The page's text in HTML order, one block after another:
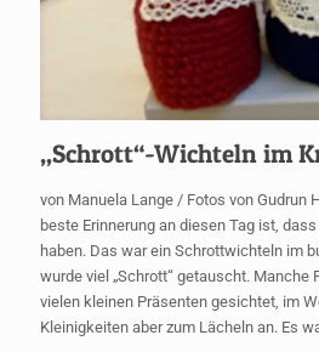
„Schrott“-Wichteln im
von Manuela Lange / Fotos von Gudrun
beste Erinnerung an diesen Tag ist,
haben. Das war ein Schrottwichteln im
wurde viel „Schrott“ getauscht. Manche
vielen kleinen Präsenten gesichtet, im
Kleinigkeiten aber zum Lächeln an. Es